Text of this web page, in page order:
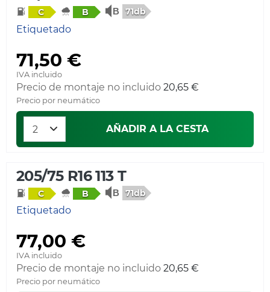
C B 71db
Etiquetado
71,50 €
IVA incluido
Precio de montaje no incluido 20,65 €
Precio por neumático
AÑADIR A LA CESTA
205/75 R16 113 T
C B 71db
Etiquetado
77,00 €
IVA incluido
Precio de montaje no incluido 20,65 €
Precio por neumático